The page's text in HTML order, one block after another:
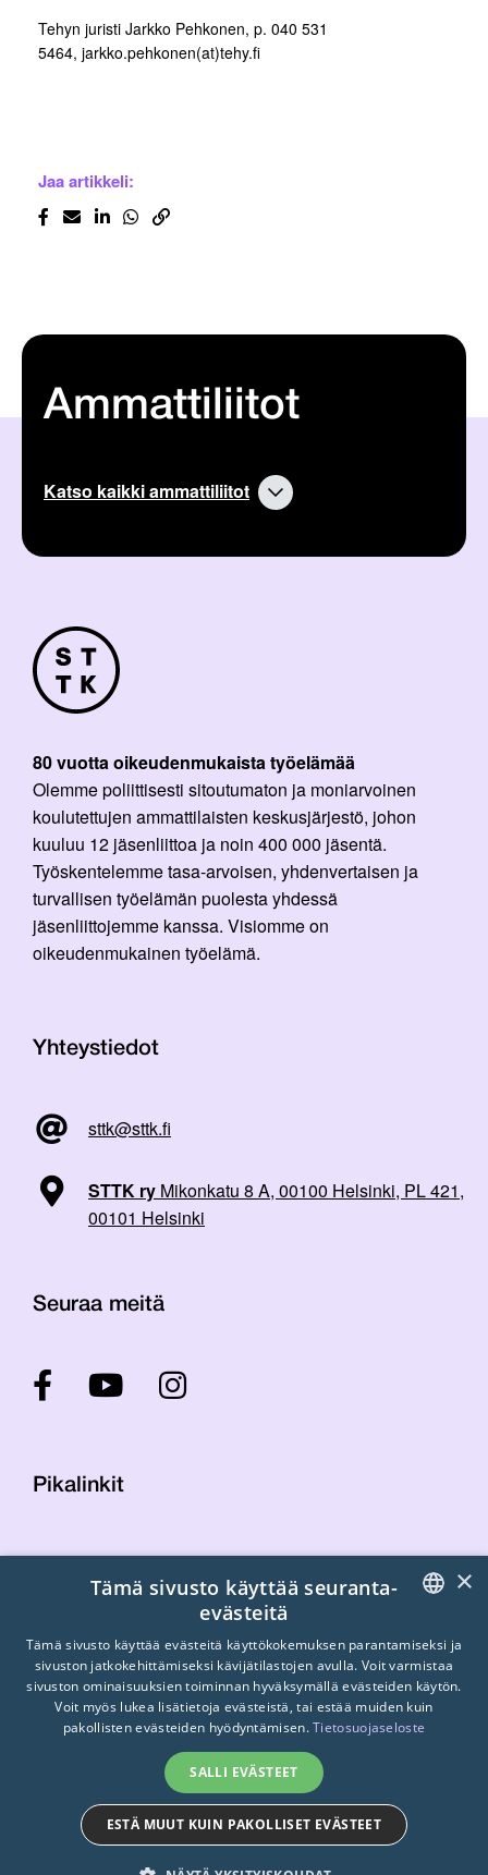
Tehyn juristi Jarkko Pehkonen, p. 040 531
5464, jarkko.pehkonen(at)tehy.fi
Jaa artikkeli:
Ammattiliitot
Katso kaikki ammattiliitot
80 vuotta oikeudenmukaista työelämää
Olemme poliittisesti sitoutumaton ja moniarvoinen
koulutettujen ammattilaisten keskusjärjestö, johon
kuuluu 12 jäsenliittoa ja noin 400 000 jäsentä.
Työskentelemme tasa-arvoisen, yhdenvertaisen ja
turvallisen työelämän puolesta yhdessä
jäsenliittojemme kanssa. Visiomme on
oikeudenmukainen työelämä.
Yhteystiedot
sttk@sttk.fi
STTK ry Mikonkatu 8 A, 00100 Helsinki, PL 421,
00101 Helsinki
Seuraa meitä
Pikalinkit
Laskutustiedot
Tietosuojaseloste
Turvallisemman tilan periaatteet
© 2026 STTK. Made with ❤ byAvoin.Systems
FINNISH
SWEDISH
×
Tämä sivusto käyttää seuranta-
evästeitä
Tämä sivusto käyttää evästeitä käyttökokemuksen parantamiseksi ja
sivuston jatkokehittämiseksi kävijätilastojen avulla. Voit varmistaa
sivuston ominaisuuksien toiminnan hyväksymällä evästeiden käytön.
Voit myös lukea lisätietoja evästeistä, tai estää muiden kuin
pakollisten evästeiden hyödyntämisen.Tietosuojaseloste
SALLI EVÄSTEET
ESTÄ MUUT KUIN PAKOLLISET EVÄSTEET